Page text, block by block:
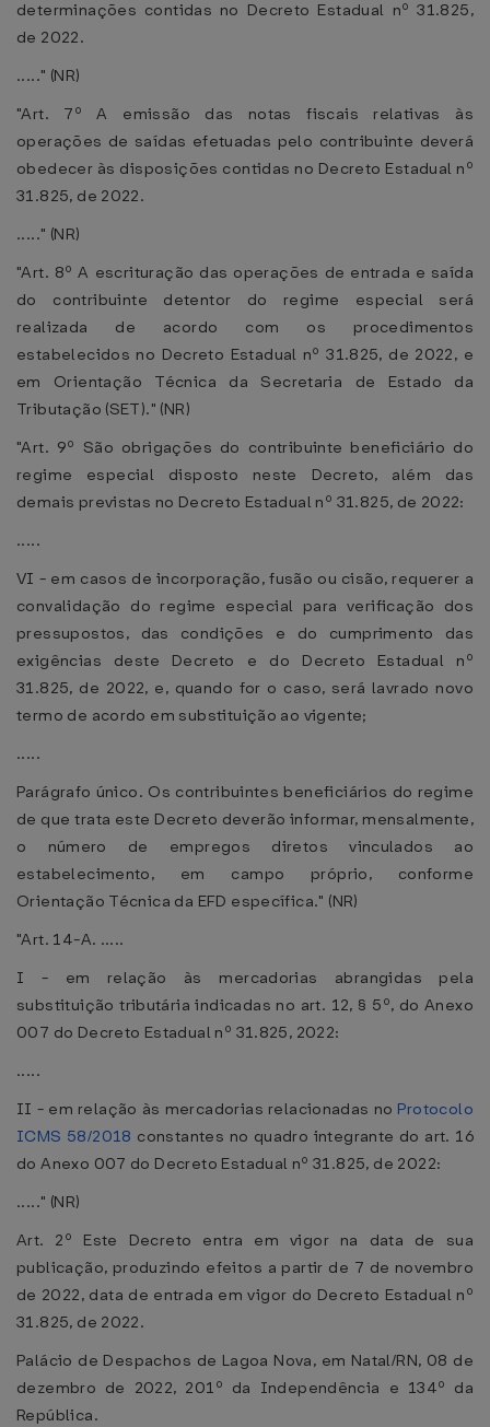
determinações contidas no Decreto Estadual nº 31.825,
de 2022.
....." (NR)
"Art. 7º A emissão das notas fiscais relativas às
operações de saídas efetuadas pelo contribuinte deverá
obedecer às disposições contidas no Decreto Estadual nº
31.825, de 2022.
....." (NR)
"Art. 8º A escrituração das operações de entrada e saída
do contribuinte detentor do regime especial será
realizada de acordo com os procedimentos
estabelecidos no Decreto Estadual nº 31.825, de 2022, e
em Orientação Técnica da Secretaria de Estado da
Tributação (SET)." (NR)
"Art. 9º São obrigações do contribuinte beneficiário do
regime especial disposto neste Decreto, além das
demais previstas no Decreto Estadual nº 31.825, de 2022:
.....
VI - em casos de incorporação, fusão ou cisão, requerer a
convalidação do regime especial para verificação dos
pressupostos, das condições e do cumprimento das
exigências deste Decreto e do Decreto Estadual nº
31.825, de 2022, e, quando for o caso, será lavrado novo
termo de acordo em substituição ao vigente;
.....
Parágrafo único. Os contribuintes beneficiários do regime
de que trata este Decreto deverão informar, mensalmente,
o número de empregos diretos vinculados ao
estabelecimento, em campo próprio, conforme
Orientação Técnica da EFD específica." (NR)
"Art. 14-A. .....
I - em relação às mercadorias abrangidas pela
substituição tributária indicadas no art. 12, § 5º, do Anexo
007 do Decreto Estadual nº 31.825, 2022:
.....
II - em relação às mercadorias relacionadas no Protocolo
ICMS 58/2018 constantes no quadro integrante do art. 16
do Anexo 007 do Decreto Estadual nº 31.825, de 2022:
....." (NR)
Art. 2º Este Decreto entra em vigor na data de sua
publicação, produzindo efeitos a partir de 7 de novembro
de 2022, data de entrada em vigor do Decreto Estadual nº
31.825, de 2022.
Palácio de Despachos de Lagoa Nova, em Natal/RN, 08 de
dezembro de 2022, 201º da Independência e 134º da
República.